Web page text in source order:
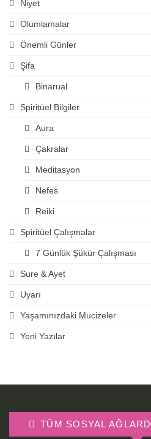
Niyet
Olumlamalar
Önemli Günler
Şifa
Binarual
Spiritüel Bilgiler
Aura
Çakralar
Meditasyon
Nefes
Reiki
Spiritüel Çalışmalar
7 Günlük Şükür Çalışması
Sure & Ayet
Uyarı
Yaşamınızdaki Mucizeler
Yeni Yazılar
TÜM SOSYAL